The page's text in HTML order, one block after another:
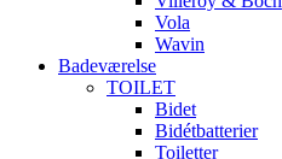
Vola
Wavin
Badeværelse
TOILET
Bidet
Bidétbatterier
Toiletter